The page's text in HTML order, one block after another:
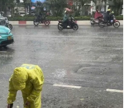
hạ dự báo tăng trưởng
2023 và 2024
châu Âu (ECB) đã giảm dự báo
năm 2023 và 2024 do tác
nền kinh tế Khu vực đồng tiền